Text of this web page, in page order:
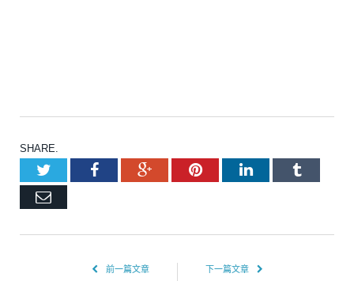
SHARE.
TwitterFacebookGoogle+PinterestLinkedInTumblr
Email
前一篇文章 下一篇文章